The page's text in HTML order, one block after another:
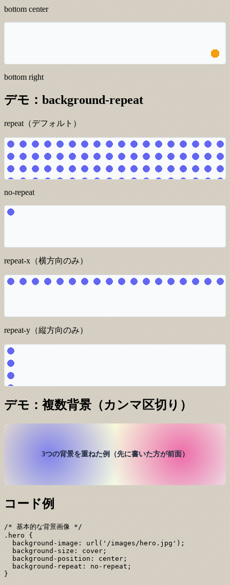
bottom center
bottom right
デモ：background-repeat
repeat（デフォルト）
no-repeat
repeat-x（横方向のみ）
repeat-y（縦方向のみ）
デモ：複数背景（カンマ区切り）
3つの背景を重ねた例（先に書いた方が前面）
コード例
/* 基本的な背景画像 */
.hero {
  background-image: url('/images/hero.jpg');
  background-size: cover;
  background-position: center;
  background-repeat: no-repeat;
}